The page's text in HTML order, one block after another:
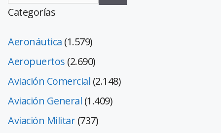
Categorías
Aeronáutica (1.579)
Aeropuertos (2.690)
Aviación Comercial (2.148)
Aviación General (1.409)
Aviación Militar(737)